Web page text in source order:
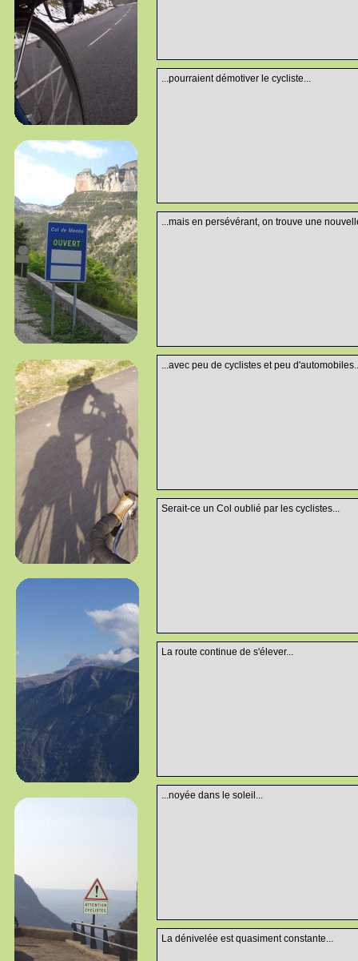
...pourraient démotiver le cycliste...
...mais en persévérant, on trouve une
...avec peu de cyclistes et peu
Serait-ce un Col oublié par les cyclistes...
La route continue de s'élever...
...noyée dans le soleil...
La dénivelée est quasiment constante...